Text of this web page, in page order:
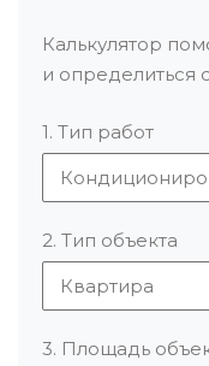
Калькулятор
и определиться
1. Тип работ
2. Тип объекта
3. Площадь